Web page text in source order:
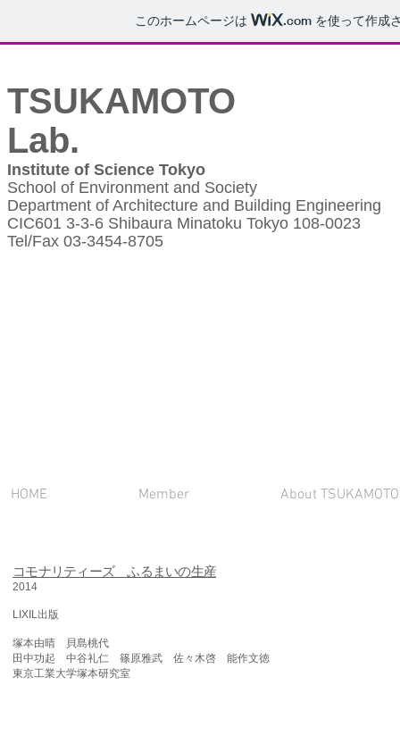
このホームページは .comを使って作成
TSUKAMOTO
Lab.
Institute of Science Tokyo
School of Environment and Society
Department of Architecture and Building Engineering
CIC601 3-3-6 Shibaura Minatoku Tokyo 108-0023
Tel/Fax 03-3454-8705
HOME Member About
コモナリティーズ ふるまいの生産
2014
LIXIL出版
塚本由晴 貝島桃代
田中功起 中谷礼仁 篠原雅武 佐々木啓 能作文徳
東京工業大学塚本研究室